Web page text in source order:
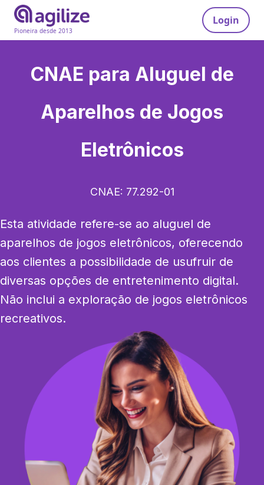
Pioneira desde 2013
Login
CNAE para Aluguel de
Aparelhos de Jogos
Eletrônicos
CNAE: 77.292-01
Esta atividade refere-se ao aluguel de
aparelhos de jogos eletrônicos, oferecendo
aos clientes a possibilidade de usufruir de
diversas opções de entretenimento digital.
Não inclui a exploração de jogos eletrônicos
recreativos.